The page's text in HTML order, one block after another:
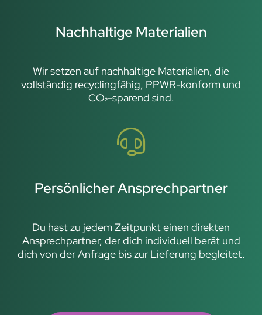
Nachhaltige Materialien
Wir setzen auf nachhaltige Materialien, die
vollständig recyclingfähig, PPWR-konform und
CO₂-sparend sind.
Persönlicher Ansprechpartner
Du hast zu jedem Zeitpunkt einen direkten
Ansprechpartner, der dich individuell berät und
dich von der Anfrage bis zur Lieferung begleitet.